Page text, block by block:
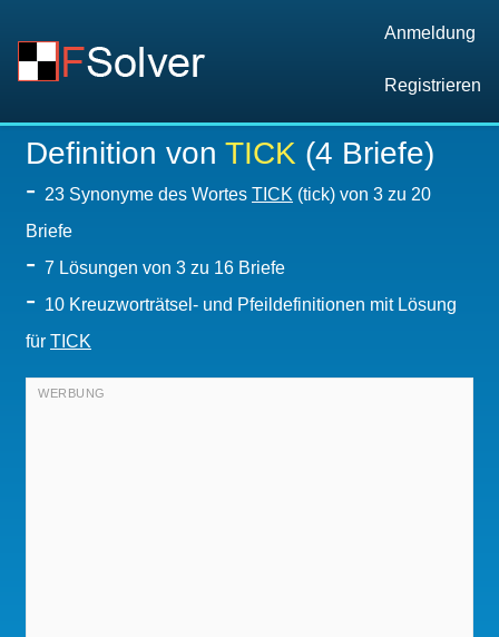
Anmeldung
Registrieren
Definition von TICK (4 Briefe)
- 23 Synonyme des Wortes TICK (tick) von 3 zu 20
Briefe
- 7 Lösungen von 3 zu 16 Briefe
- 10 Kreuzworträtsel- und Pfeildefinitionen mit Lösung
für TICK